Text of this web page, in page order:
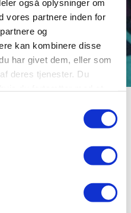
også oplysninger om
vores partnere inden for
og
kan kombinere disse
har givet dem, eller som
deres tjenester. Du
1882 —